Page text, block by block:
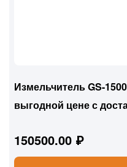
Измельчитель GS-
выгодной цене с
150500.00 ₽